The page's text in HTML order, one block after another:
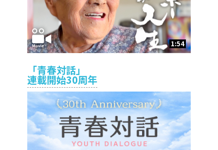
1:54
「青春対話」
連載開始30周年